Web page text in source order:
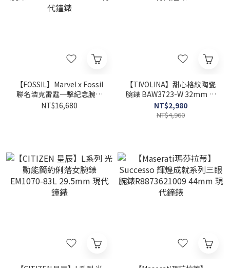
【FOSSIL】Marvel x Fossil
聯名浩克雷霆一擊紀念腕錶
LE1246SET 45mm 現代鐘
NT$16,680
【TIVOLINA】甜心格紋陶瓷
腕錶 BAW3723-W 32mm 現
代鐘錶
NT$2,980
NT$4,960